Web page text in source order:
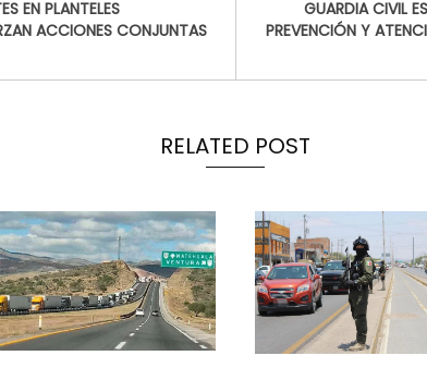
EN PLANTELES
ACCIONES CONJUNTAS
GUARDIA CIVIL
PREVENCIÓN Y
RELATED POST